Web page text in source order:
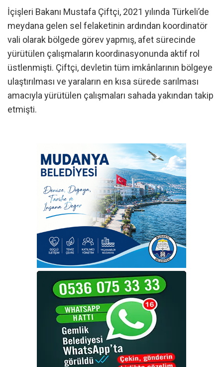
İçişleri Bakanı Mustafa Çiftçi, 2021 yılında Türkeli’de
meydana gelen sel felaketinin ardından koordinatör
vali olarak bölgede görev yapmış, afet sürecinde
yürütülen çalışmaların koordinasyonunda aktif rol
üstlenmişti. Çiftçi, devletin tüm imkânlarının bölgeye
ulaştırılması ve yaraların en kısa sürede sarılması
amacıyla yürütülen çalışmaları sahada yakından takip
etmişti.